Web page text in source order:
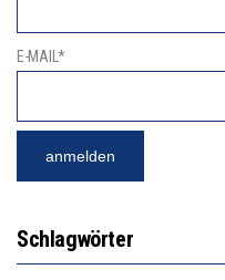
E-MAIL*
Schlagwörter